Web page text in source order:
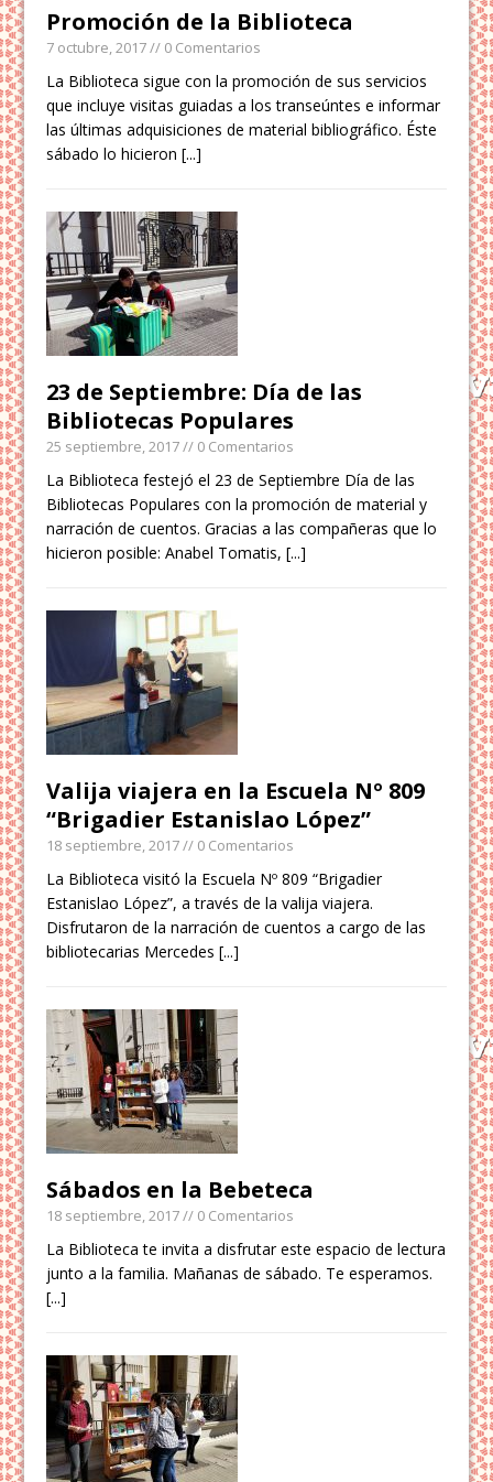
Promoción de la Biblioteca
7 octubre, 2017// 0 Comentarios
La Biblioteca sigue con la promoción de sus servicios
que incluye visitas guiadas a los transeúntes e informar
las últimas adquisiciones de material bibliográfico. Éste
sábado lo hicieron[...]
23 de Septiembre: Día de las
Bibliotecas Populares
25 septiembre, 2017// 0 Comentarios
La Biblioteca festejó el 23 de Septiembre Día de las
Bibliotecas Populares con la promoción de material y
narración de cuentos. Gracias a las compañeras que lo
hicieron posible: Anabel Tomatis,[...]
Valija viajera en la Escuela Nº 809
“Brigadier Estanislao López”
18 septiembre, 2017// 0 Comentarios
La Biblioteca visitó la Escuela Nº 809 “Brigadier
Estanislao López”, a través de la valija viajera.
Disfrutaron de la narración de cuentos a cargo de las
bibliotecarias Mercedes[...]
Sábados en la Bebeteca
18 septiembre, 2017// 0 Comentarios
La Biblioteca te invita a disfrutar este espacio de lectura
junto a la familia. Mañanas de sábado. Te esperamos.
[...]